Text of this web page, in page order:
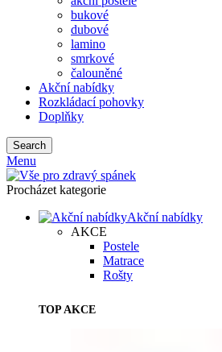
bukové
dubové
lamino
smrkové
čalouněné
Akční nabídky
Rozkládací pohovky
Doplňky
Search
Menu
Procházet kategorie
Akční nabídky
AKCE
Postele
Matrace
Rošty
TOP AKCE